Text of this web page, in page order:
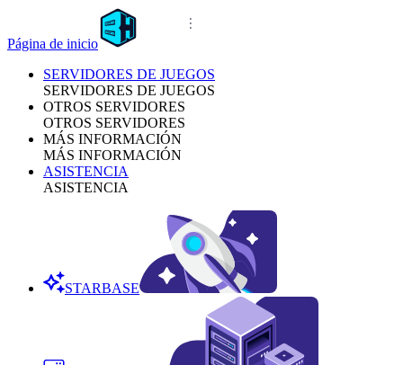
Página de inicio
SERVIDORES DE JUEGOS
SERVIDORES DE JUEGOS
OTROS SERVIDORES
OTROS SERVIDORES
MÁS INFORMACIÓN
MÁS INFORMACIÓN
ASISTENCIA
ASISTENCIA
STARBASE